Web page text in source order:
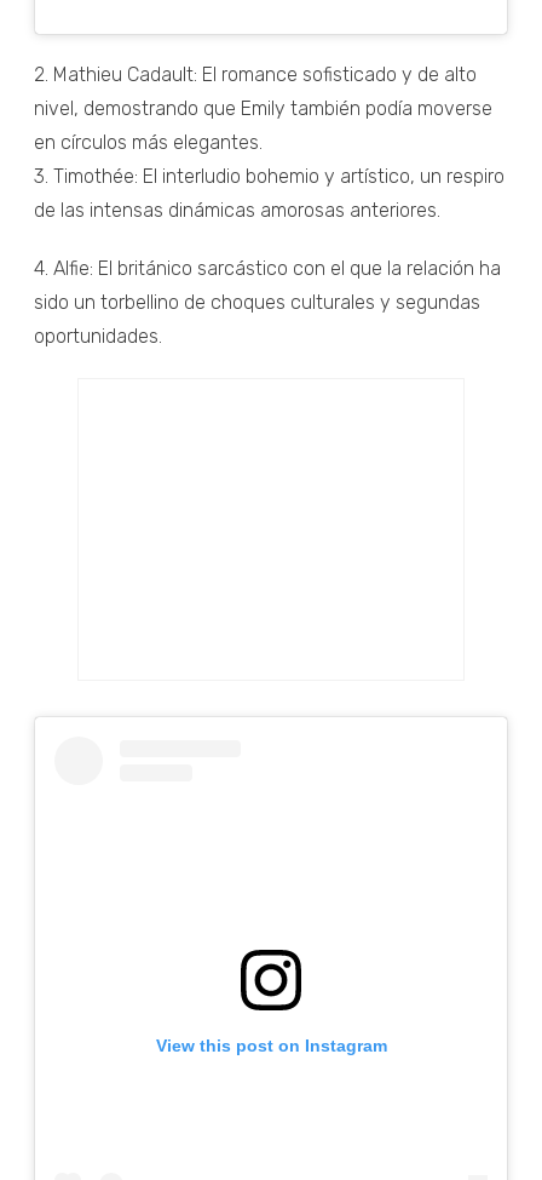
2. Mathieu Cadault: El romance sofisticado y de alto
nivel, demostrando que Emily también podía moverse
en círculos más elegantes.
3. Timothée: El interludio bohemio y artístico, un respiro
de las intensas dinámicas amorosas anteriores.
4. Alfie: El británico sarcástico con el que la relación ha
sido un torbellino de choques culturales y segundas
oportunidades.
View this post on Instagram